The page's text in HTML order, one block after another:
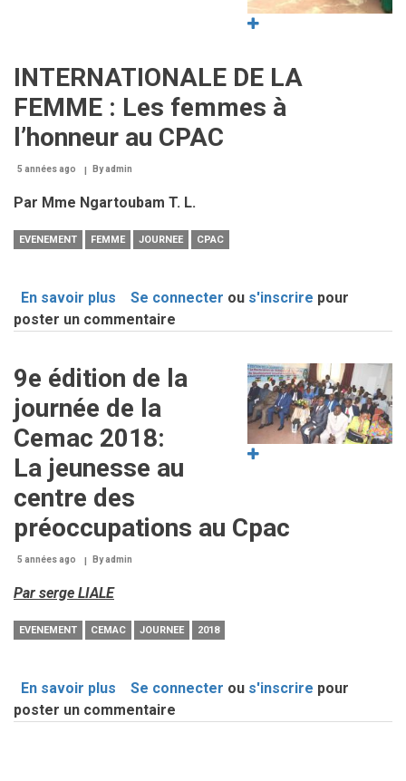
INTERNATIONALE DE LA
FEMME : Les femmes à
l’honneur au CPAC
5 années ago Byadmin
Par Mme Ngartoubam T. L.
EVENEMENT FEMME JOURNEE CPAC
En savoir plus sur
JOURNEE
LA
FEMME
:
Les
femmes
à
l’honneur
au
CPAC
Se connecter ou s'inscrire pour
poster un commentaire
Image
9e édition de la
journée de la
Cemac 2018:
La jeunesse au
centre des
préoccupations au Cpac
5 années ago Byadmin
Par serge LIALE
EVENEMENT CEMAC JOURNEE 2018
En savoir plus sur
9e
Se connecter ou s'inscrire pour
poster un commentaire